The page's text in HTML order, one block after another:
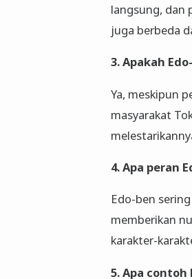
langsung, dan
juga berbeda
3. Apakah
Ya, meskipun
masyarakat
4. Apa peran
Edo-ben
memberikan
karakter-
5. Apa